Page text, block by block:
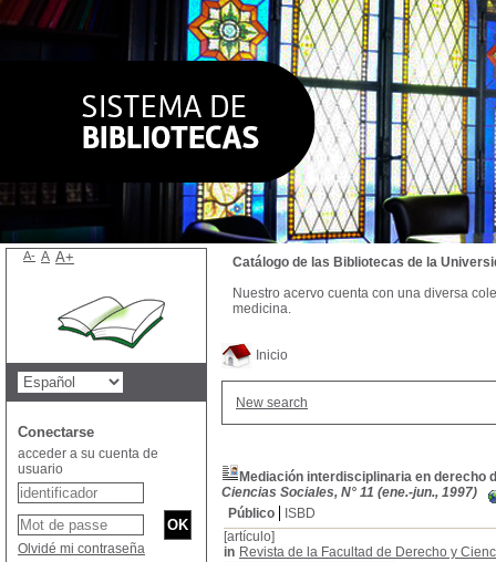
Inicio
New search
Mediación interdisciplinaria en derecho
Ciencias Sociales, N° 11 (ene.-jun., 1997)
Público
ISBD
[artículo]
in Revista de la Facultad de Derecho y
Catálogo de las Bibliotecas de la
Nuestro acervo cuenta con una diversa
medicina.
A- A A+
Conectarse
acceder a su cuenta de
usuario
Olvidé mi contraseña